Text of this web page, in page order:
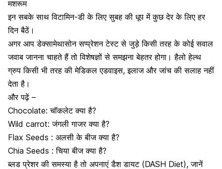
मशरूम
इन सबके साथविटामिन-डी के लिए सुबह की धूप में कुछ देर के लिए हर
दिन बैठें।
अगर आप डेक्सामेथासोन सप्प्रेशन टेस्ट से जुड़े किसी तरह के कोई सवाल
जवाब जानना चाहते हैं तो विशेषज्ञों से समझना बेहतर होगा।हैलो हेल्थ
ग्रुप किसी भी तरह की मेडिकल एडवाइस,इलाज और जांच की सलाह नहीं
देता है।
और पढ़ें –
Chocolate: चॉकलेट क्या है?
Wild carrot: जंगली गाजर क्या है?
Flax Seeds : अलसी के बीज क्या है?
Chia Seeds : चिया बीज क्या है?
ब्लड प्रेशर की समस्या है तो अपनाएं डैश डायट (DASH Diet), जानें